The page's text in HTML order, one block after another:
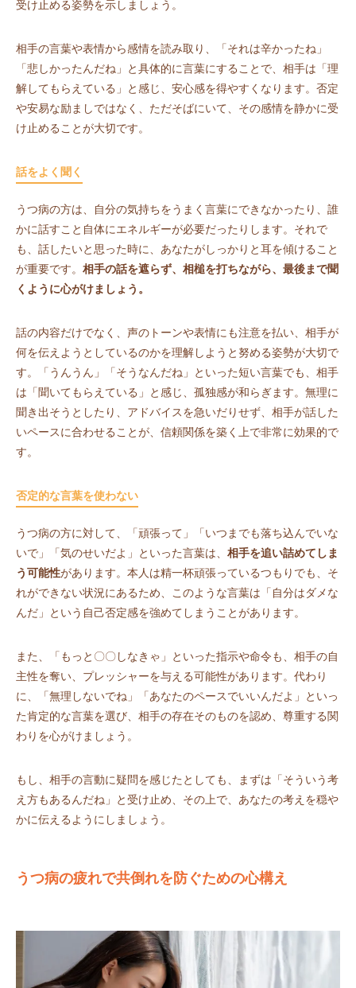
受け止める姿勢を示しましょう。
相手の言葉や表情から感情を読み取り、「それは辛かったね」
「悲しかったんだね」と具体的に言葉にすることで、相手は「理
解してもらえている」と感じ、安心感を得やすくなります。否定
や安易な励ましではなく、ただそばにいて、その感情を静かに受
け止めることが大切です。
話をよく聞く
うつ病の方は、自分の気持ちをうまく言葉にできなかったり、誰
かに話すこと自体にエネルギーが必要だったりします。それで
も、話したいと思った時に、あなたがしっかりと耳を傾けること
が重要です。 相手の話を遮らず、相槌を打ちながら、最後まで聞
くように心がけましょう。
話の内容だけでなく、声のトーンや表情にも注意を払い、相手が
何を伝えようとしているのかを理解しようと努める姿勢が大切で
す。「うんうん」「そうなんだね」といった短い言葉でも、相手
は「聞いてもらえている」と感じ、孤独感が和らぎます。無理に
聞き出そうとしたり、アドバイスを急いだりせず、相手が話した
いペースに合わせることが、信頼関係を築く上で非常に効果的で
す。
否定的な言葉を使わない
うつ病の方に対して、「頑張って」「いつまでも落ち込んでいな
いで」「気のせいだよ」といった言葉は、 相手を追い詰めてしま
う可能性があります。本人は精一杯頑張っているつもりでも、そ
れができない状況にあるため、このような言葉は「自分はダメな
んだ」という自己否定感を強めてしまうことがあります。
また、「もっと〇〇しなきゃ」といった指示や命令も、相手の自
主性を奪い、プレッシャーを与える可能性があります。代わり
に、「無理しないでね」「あなたのペースでいいんだよ」といっ
た肯定的な言葉を選び、相手の存在そのものを認め、尊重する関
わりを心がけましょう。
もし、相手の言動に疑問を感じたとしても、まずは「そういう考
え方もあるんだね」と受け止め、その上で、あなたの考えを穏や
かに伝えるようにしましょう。
うつ病の疲れで共倒れを防ぐための心構え